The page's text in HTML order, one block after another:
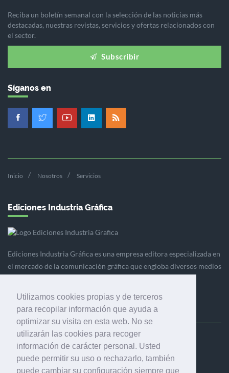
Utilizamos cookies propias y de terceros
para recopilar información que ayuda a
optimizar su visita en esta web. No se
utilizarán las cookies para recoger
información de carácter personal. Usted
puede permitir su uso o rechazarlo, también
puede cambiar su configuración siempre que
Reciba un boletín semanal con la selección de las noticias más
destacadas, nuestras revistas, servicios y ofertas relacionados con
el sector.
Subscribir
Síganos en
Inicio Nosotros Servicios
Ediciones Industria Gráfica
Ediciones Industria Gráfica es una empresa editora especializada en
el mercado de la comunicación gráfica que engloba diversos medios
Ediciones Industria Gráfica, S.C.P.
Calle Fluvià 257, bajos, 08020 Barcelona (España)